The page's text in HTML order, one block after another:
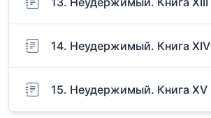
14. Неудержимый. Книга XIV
15. Неудержимый. Книга XV